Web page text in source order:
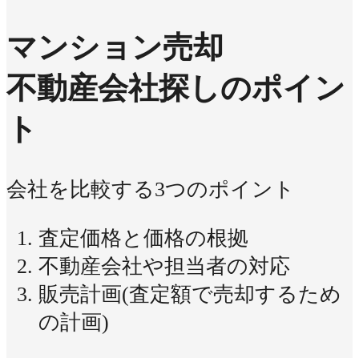
マンション売却
不動産会社探しのポイン
ト
会社を比較する3つのポイント
査定価格と価格の根拠
不動産会社や担当者の対応
販売計画(査定額で売却するため
の計画)